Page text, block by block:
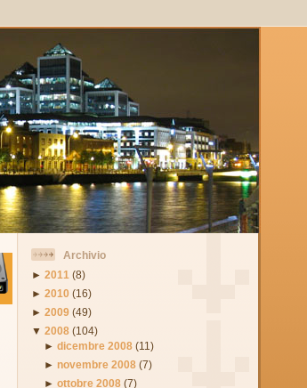
Archivio
► 2011 (8)
► 2010 (16)
► 2009 (49)
▼ 2008 (104)
►dicembre 2008 (11)
►novembre 2008 (7)
►ottobre 2008 (7)